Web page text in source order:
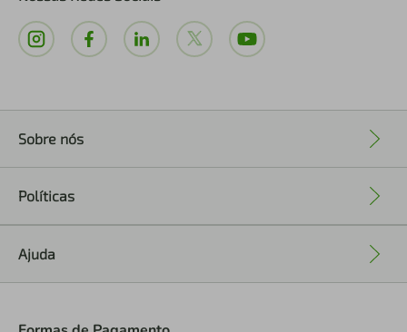
Sobre nós
Políticas
Ajuda